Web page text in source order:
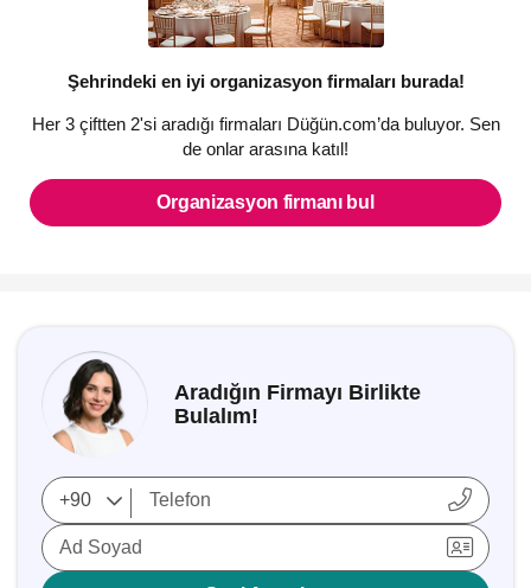
Şehrindeki en iyi organizasyon firmaları burada!
Her 3 çiftten 2'si aradığı firmaları Düğün.com’da buluyor. Sen
de onlar arasına katıl!
Organizasyon firmanı bul
Aradığın Firmayı Birlikte
Bulalım!
Ad Soyad